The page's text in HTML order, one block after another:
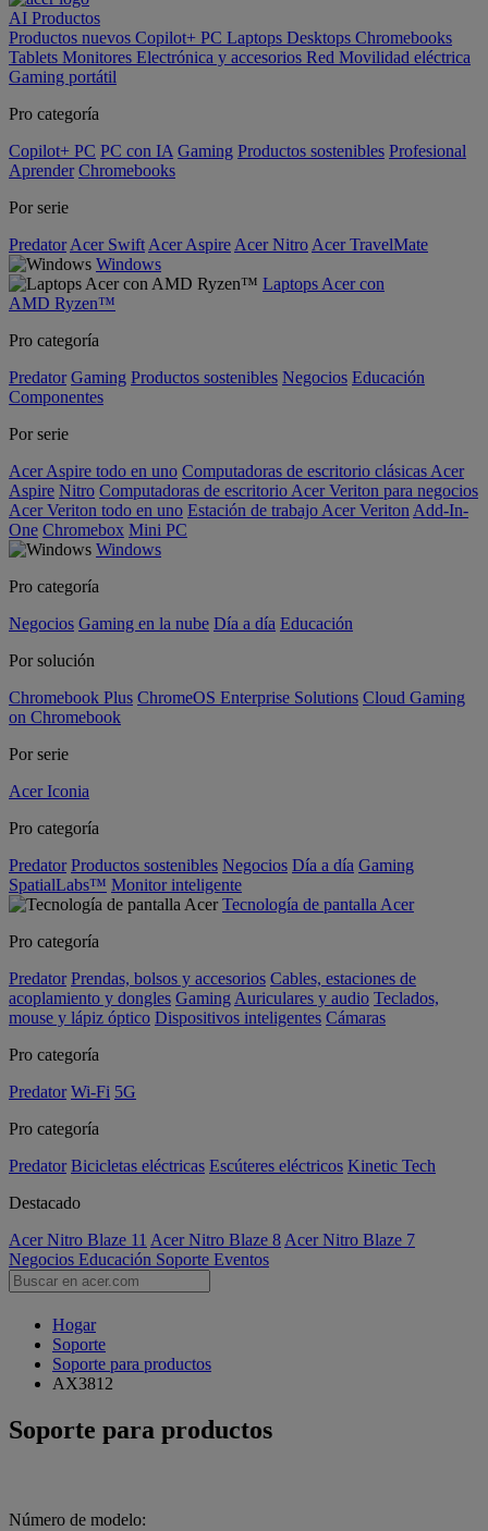
AI Productos
Productos nuevos Copilot+ PC Laptops Desktops Chromebooks
Tablets Monitores Electrónica y accesorios Red Movilidad eléctrica
Gaming portátil
Pro categoría
Copilot+ PC PC con IA Gaming Productos sostenibles Profesional
Aprender Chromebooks
Por serie
Predator Acer Swift Acer Aspire Acer Nitro Acer TravelMate
Windows
Laptops Acer con
AMD Ryzen™
Pro categoría
Predator Gaming Productos sostenibles Negocios Educación
Componentes
Por serie
Acer Aspire todo en uno Computadoras de escritorio clásicas Acer
Aspire Nitro Computadoras de escritorio Acer Veriton para negocios
Acer Veriton todo en uno Estación de trabajo Acer Veriton Add-In-
One Chromebox Mini PC
Windows
Pro categoría
Negocios Gaming en la nube Día a día Educación
Por solución
Chromebook Plus ChromeOS Enterprise Solutions Cloud Gaming
on Chromebook
Por serie
Acer Iconia
Pro categoría
Predator Productos sostenibles Negocios Día a día Gaming
SpatialLabs™ Monitor inteligente
Tecnología de pantalla Acer
Pro categoría
Predator Prendas, bolsos y accesorios Cables, estaciones de
acoplamiento y dongles Gaming Auriculares y audio Teclados,
mouse y lápiz óptico Dispositivos inteligentes Cámaras
Pro categoría
Predator Wi-Fi 5G
Pro categoría
Predator Bicicletas eléctricas Escúteres eléctricos Kinetic Tech
Destacado
Acer Nitro Blaze 11 Acer Nitro Blaze 8 Acer Nitro Blaze 7
Negocios Educación Soporte Eventos
Hogar
Soporte
Soporte para productos
AX3812
Soporte para productos
Número de modelo: